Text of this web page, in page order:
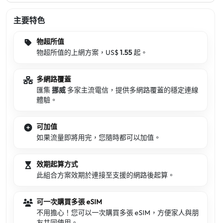
主要特色
物超所值
物超所值的上網方案，US$1.55起。
多網路覆蓋
匯集挪威 多家主流電信，提供多網路覆蓋的穩定連線
體驗。
可加值
如果流量即將用完，您隨時都可以加值。
效期起算方式
此組合方案效期於連接至支援的網路後起算。
可一次購買多張 eSIM
不用擔心！您可以一次購買多張 eSIM，方便家人與朋